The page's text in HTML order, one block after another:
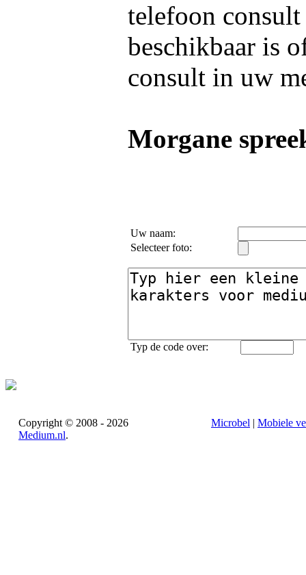
telefoon
beschikbaar is
consult in uw
Morgane
Uw naam:
Selecteer foto:
Typ de code over:
Copyright © 2008 - 2026
Medium.nl.
Microbel | Mobiele